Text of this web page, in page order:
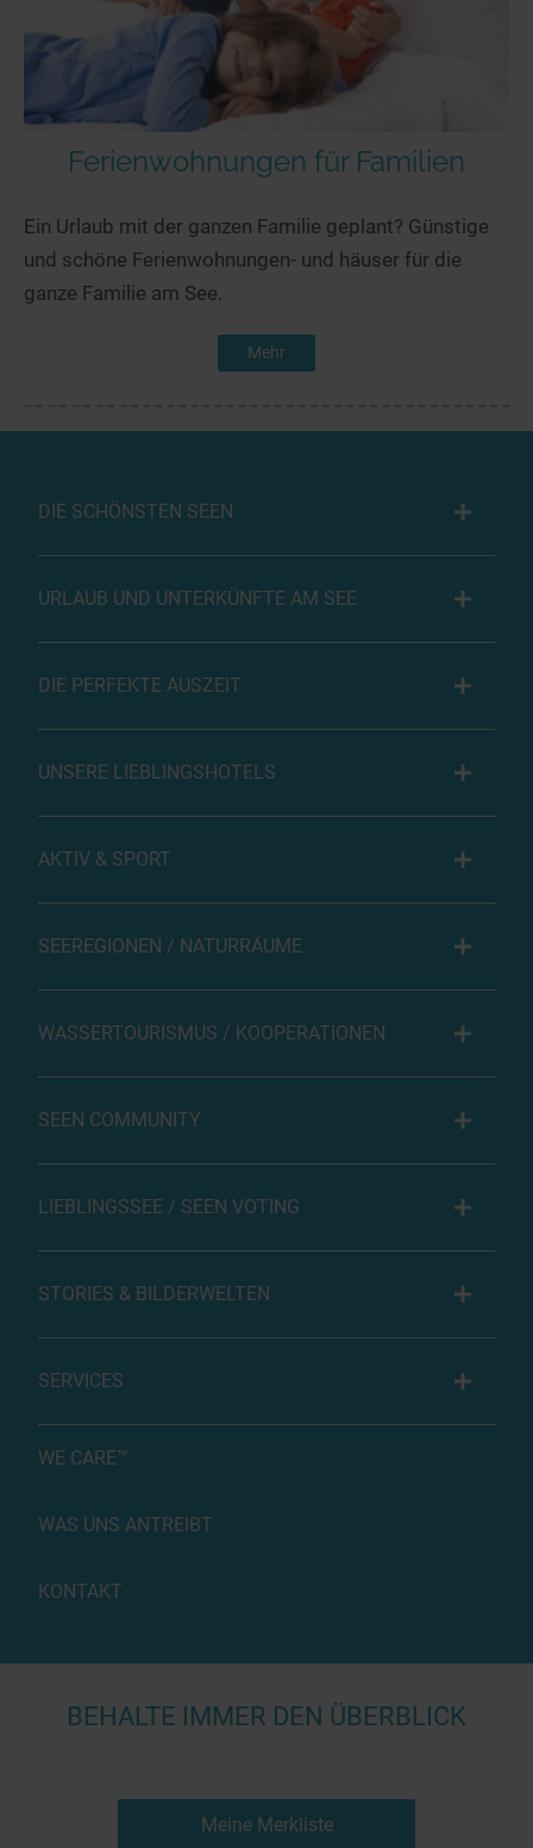
Ferienwohnungen für Familien
Ein Urlaub mit der ganzen Familie geplant? Günstige
und schöne Ferienwohnungen- und häuser für die
ganze Familie am See.
Mehr
DIE SCHÖNSTEN SEEN
URLAUB UND UNTERKÜNFTE AM SEE
DIE PERFEKTE AUSZEIT
UNSERE LIEBLINGSHOTELS
AKTIV & SPORT
SEEREGIONEN / NATURRÄUME
WASSERTOURISMUS / KOOPERATIONEN
SEEN COMMUNITY
LIEBLINGSSEE / SEEN VOTING
STORIES & BILDERWELTEN
SERVICES
WE CARE™
WAS UNS ANTREIBT
KONTAKT
BEHALTE IMMER DEN ÜBERBLICK
Meine Merkliste